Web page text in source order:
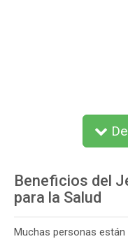
Beneficios del
para la Salud
Muchas personas